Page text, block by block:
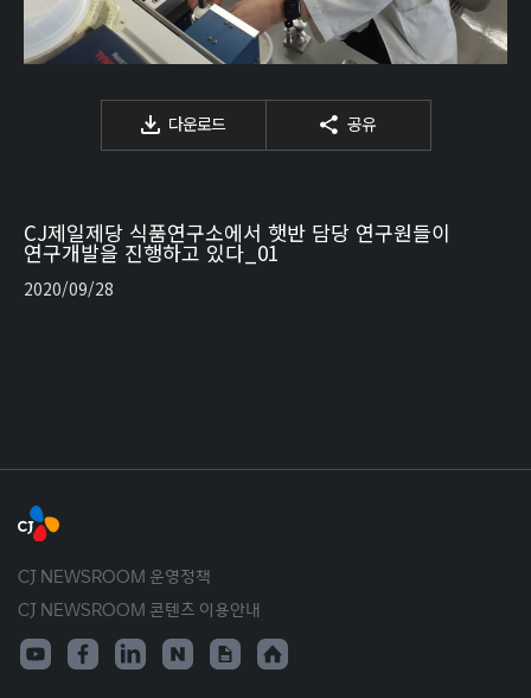
다운로드 공유
CJ제일제당 식품연구소에서 햇반 담당 연구원들이
연구개발을 진행하고 있다_01
2020/09/28
CJ NEWSROOM 운영정책
CJ NEWSROOM 콘텐츠 이용안내